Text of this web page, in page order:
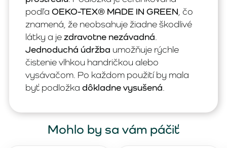
podľa OEKO-TEX® MADE IN GREEN , čo
znamená, že neobsahuje žiadne škodlivé
látky a jezdravotne nezávadná.
Jednoduchá údržba umožňuje rýchle
čistenie vlhkou handričkou alebo
vysávačom. Po každom použití by mala
byť podložka dôkladne vysušená.
Mohlo by sa vám páčiť